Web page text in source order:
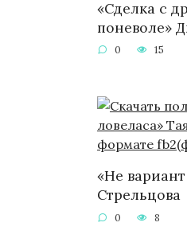
«Сделка с
поневоле»
0 15
«Не
Стрельцова
0 8